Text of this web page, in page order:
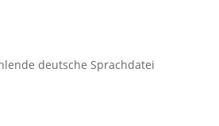
deutsche Sprachdatei